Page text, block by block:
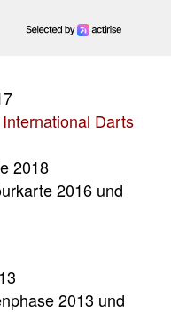
International Darts
2018
2016 und
2013 und